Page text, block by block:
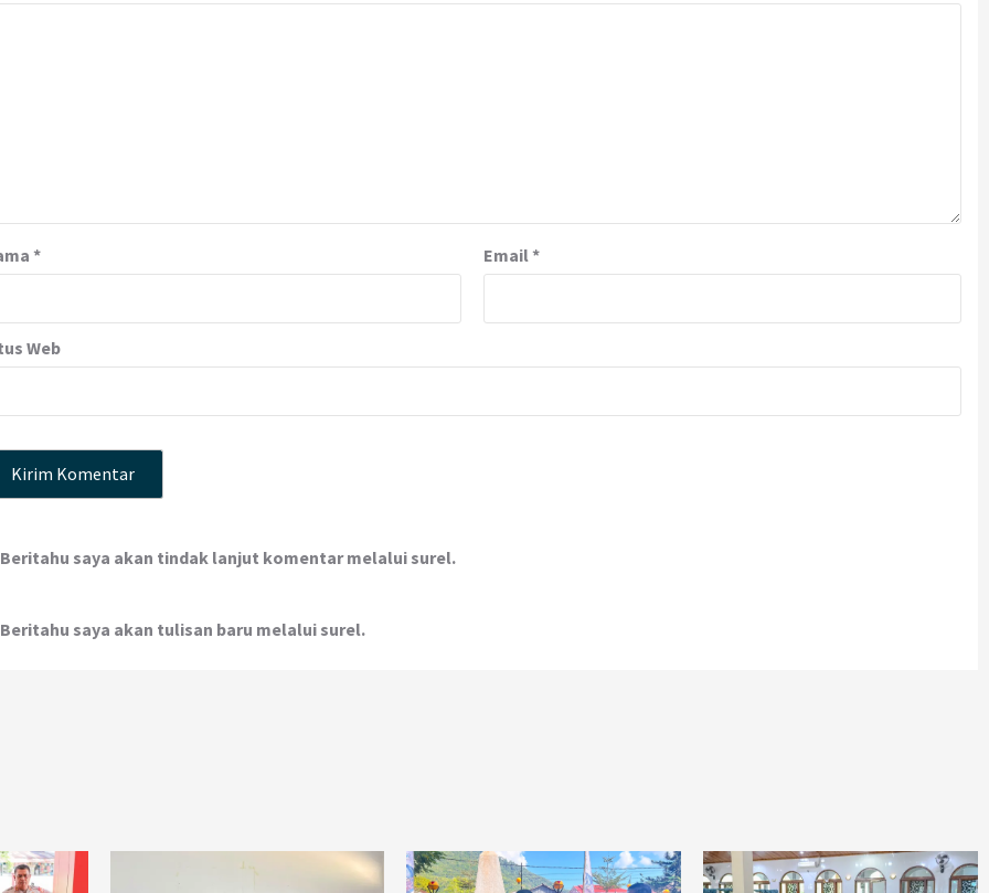
* Email *
Web
Beritahu saya akan tindak lanjut komentar melalui surel.
Beritahu saya akan tulisan baru melalui surel.